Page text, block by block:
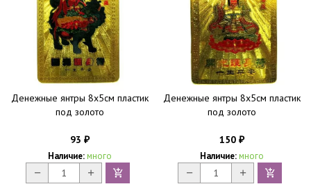
Денежные янтры 8х5см пластик
под золото
93 ₽
Наличие: много
Денежные янтры 8х5см пластик
под золото
150 ₽
Наличие: много